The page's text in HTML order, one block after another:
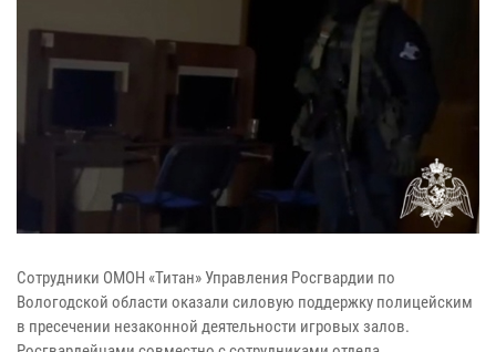
Сотрудники ОМОН «Титан» Управления Росгвардии по
Вологодской области оказали силовую поддержку полицейским
в пресечении незаконной деятельности игровых залов.